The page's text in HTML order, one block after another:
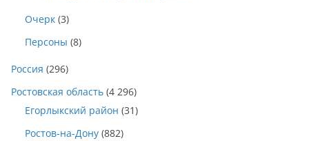
Очерк (3)
Персоны (8)
Россия (296)
Ростовская область (4 296)
Егорлыкский район (31)
Ростов-на-Дону (882)